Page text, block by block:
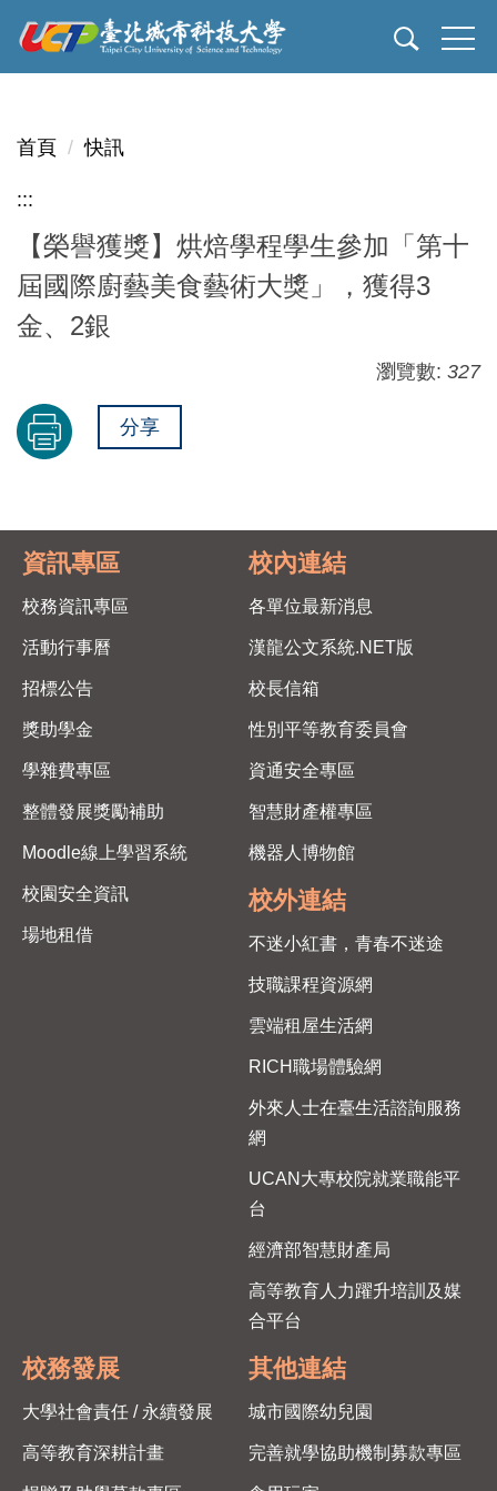
跳
到
主
內
區
首頁 快訊
:::
【榮譽獲獎】烘焙學程學生參加「第十
屆國際廚藝美食藝術大獎」，獲得3
金、2銀
瀏覽數: 327
分享
資訊專區
校務資訊專區
活動行事曆
招標公告
獎助學金
學雜費專區
整體發展獎勵補助
Moodle線上學習系統
校園安全資訊
場地租借
校內連結
各單位最新消息
漢龍公文系統.NET版
校長信箱
性別平等教育委員會
資通安全專區
智慧財產權專區
機器人博物館
校外連結
不迷小紅書，青春不迷途
技職課程資源網
雲端租屋生活網
RICH職場體驗網
外來人士在臺生活諮詢服務
網
UCAN大專校院就業職能平
台
經濟部智慧財產局
高等教育人力躍升培訓及媒
合平台
校務發展
大學社會責任 / 永續發展
高等教育深耕計畫
其他連結
城市國際幼兒園
完善就學協助機制募款專區